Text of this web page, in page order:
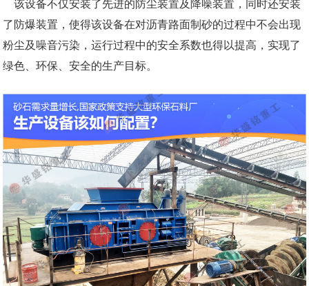
该设备不仅安装了先进的防尘装置及降噪装置，同时还安装
了防爆装置，使得该设备在对沥青路面制砂的过程中不会出现
粉尘及噪音污染，运行过程中的安全系数也得以提高，实现了
绿色、环保、安全的生产目标。